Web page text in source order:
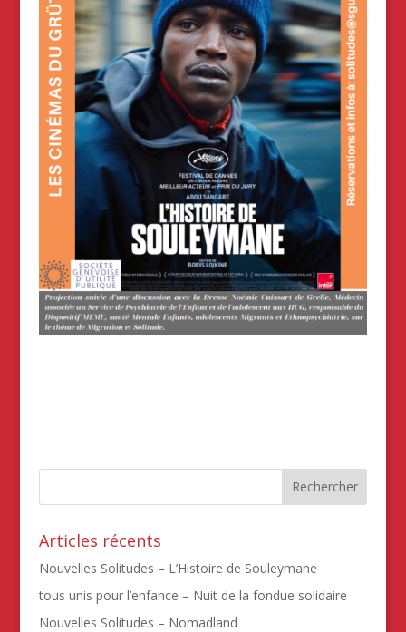
Articles récents
Nouvelles Solitudes – L’Histoire de Souleymane
tous unis pour l’enfance – Nuit de la fondue solidaire
Nouvelles Solitudes – Nomadland